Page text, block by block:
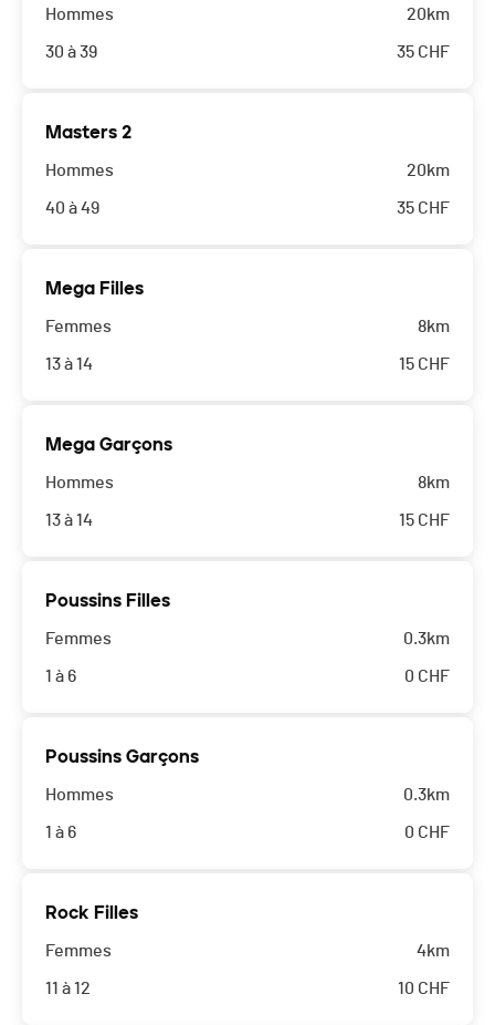
Hommes
30 à 39
20km
35 CHF
Masters 2
Hommes
40 à 49
20km
35 CHF
Mega Filles
Femmes
13 à 14
8km
15 CHF
Mega Garçons
Hommes
13 à 14
8km
15 CHF
Poussins Filles
Femmes
1 à 6
0.3km
0 CHF
Poussins Garçons
Hommes
1 à 6
0.3km
0 CHF
Rock Filles
Femmes
11 à 12
4km
10 CHF